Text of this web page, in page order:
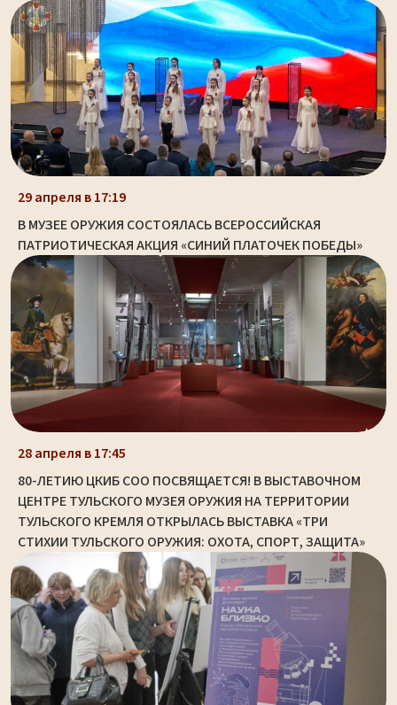
29 апреля в 17:19
В МУЗЕЕ ОРУЖИЯ СОСТОЯЛАСЬ ВСЕРОССИЙСКАЯ
ПАТРИОТИЧЕСКАЯ АКЦИЯ «СИНИЙ ПЛАТОЧЕК ПОБЕДЫ»
28 апреля в 17:45
80-ЛЕТИЮ ЦКИБ СОО ПОСВЯЩАЕТСЯ! В ВЫСТАВОЧНОМ
ЦЕНТРЕ ТУЛЬСКОГО МУЗЕЯ ОРУЖИЯ НА ТЕРРИТОРИИ
ТУЛЬСКОГО КРЕМЛЯ ОТКРЫЛАСЬ ВЫСТАВКА «ТРИ
СТИХИИ ТУЛЬСКОГО ОРУЖИЯ: ОХОТА, СПОРТ, ЗАЩИТА»